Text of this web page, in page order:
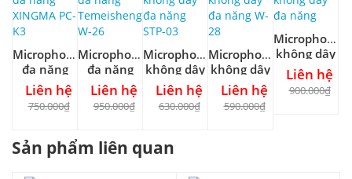
Microphone
đa năng
XINGMA
PC-K3
Liên hệ
750.000₫
Microphone
đa năng
Temeisheng
W-26
Liên hệ
950.000₫
Microphone
không dây
đa năng
STP-03
Liên hệ
630.000₫
Microphone
không dây
đa năng W-
28
Liên hệ
590.000₫
Microphone
không dây
đa năng
Liên hệ
900.000₫
Sản phẩm liên quan